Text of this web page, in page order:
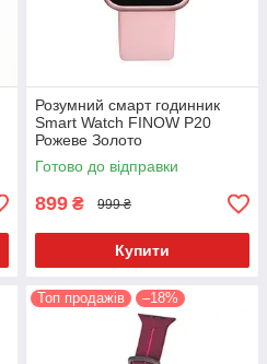
Розумний смарт годинник
Smart Watch FINOW Р20
Рожеве Золото
Готово до відправки
899 ₴ 999 ₴
Купити
Топ продажів –18%